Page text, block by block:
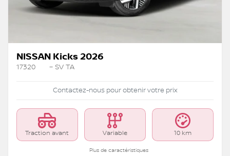
NISSAN Kicks 2026
17320 – SV TA
Contactez-nous pour obtenir votre prix
Traction avant Variable 10 km
Plus de caractéristiques